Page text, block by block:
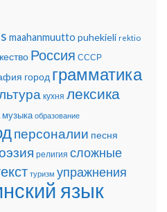
maahanmuutto puhekieli rektio
Россия СССР
город грамматика
кухня лексика
музыка образование
персоналии песня
религия сложные
туризм упражнения
язык